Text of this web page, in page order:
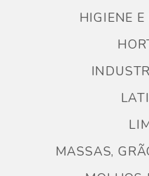
HIGIENE
MASSAS,